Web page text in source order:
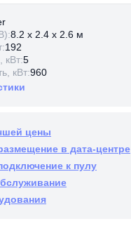
8.2 х 2.4 х 2.6 м
192
кВт:5
кВт:960
цены
в дата-центре
к пулу